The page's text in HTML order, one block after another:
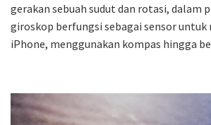
gerakan sebuah sudut dan rotasi, dalam
giroskop berfungsi sebagai sensor
iPhone, menggunakan kompas hingga